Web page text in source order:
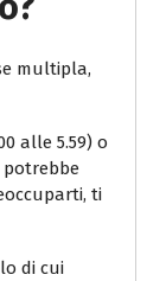
multipla,
alle 5.59) o
potrebbe
ti
di cui